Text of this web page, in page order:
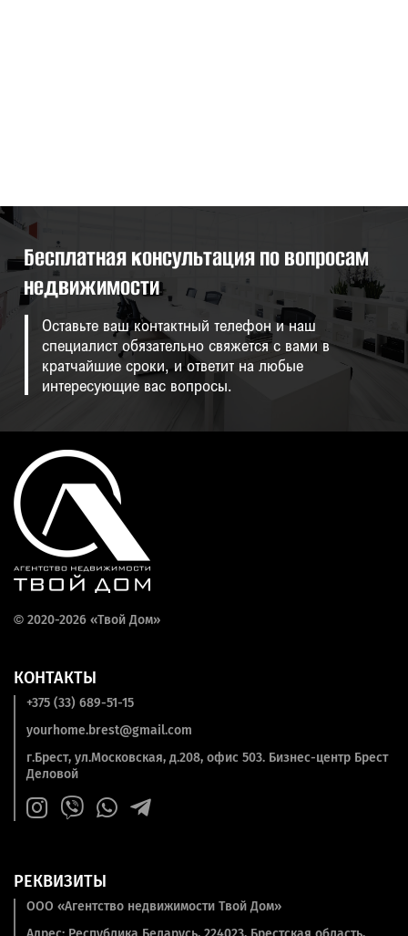
Бесплатная консультация по вопросам
недвижимости
Оставьте ваш контактный телефон и наш
специалист обязательно свяжется с вами в
кратчайшие сроки, и ответит на любые
интересующие вас вопросы.
© 2020-2026 «Твой Дом»
КОНТАКТЫ
+375 (33) 689-51-15
yourhome.brest@gmail.com
г.Брест, ул.Московская, д.208, офис 503. Бизнес-центр Брест
Деловой
РЕКВИЗИТЫ
ООО «Агентство недвижимости Твой Дом»